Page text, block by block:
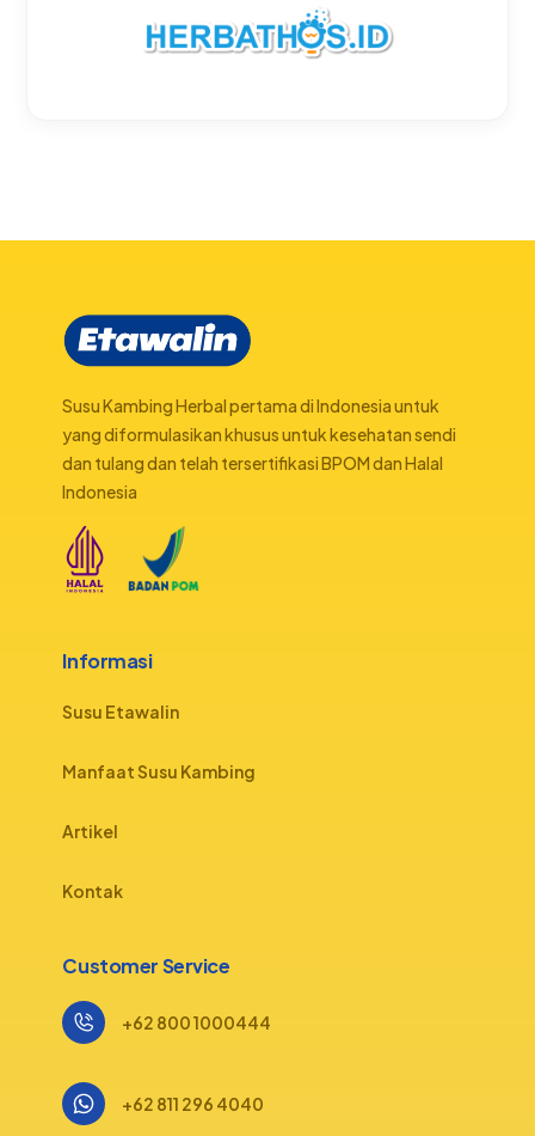
Susu Kambing Herbal pertama di Indonesia untuk
yang diformulasikan khusus untuk kesehatan sendi
dan tulang dan telah tersertifikasi BPOM dan Halal
Indonesia
Informasi
Susu Etawalin
Manfaat Susu Kambing
Artikel
Kontak
Customer Service
+62 800 1000444
+62 811 296 4040